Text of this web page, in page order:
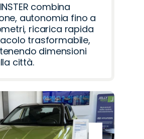
combina
autonomia fino a
ricarica rapida
trasformabile,
dimensioni
città.